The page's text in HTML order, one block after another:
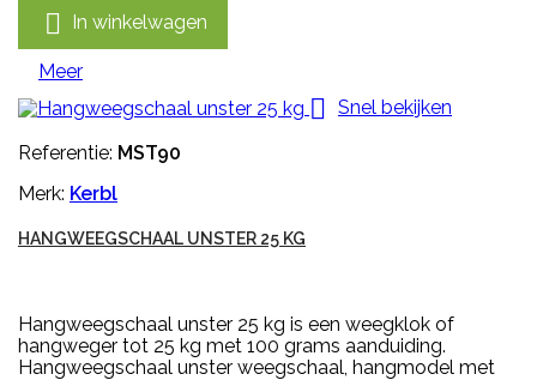
 In winkelwagen
Meer
 Snel bekijken
Referentie: MST90
Merk: Kerbl
HANGWEEGSCHAAL UNSTER 25 KG
Hangweegschaal unster 25 kg is een weegklok of
hangweger tot 25 kg met 100 grams aanduiding.
Hangweegschaal unster weegschaal, hangmodel met